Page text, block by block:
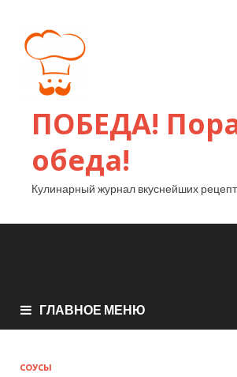
ПОБЕДА!
обеда!
Кулинарный журнал вкуснейших
ГЛАВНОЕ МЕНЮ
СОУСЫ